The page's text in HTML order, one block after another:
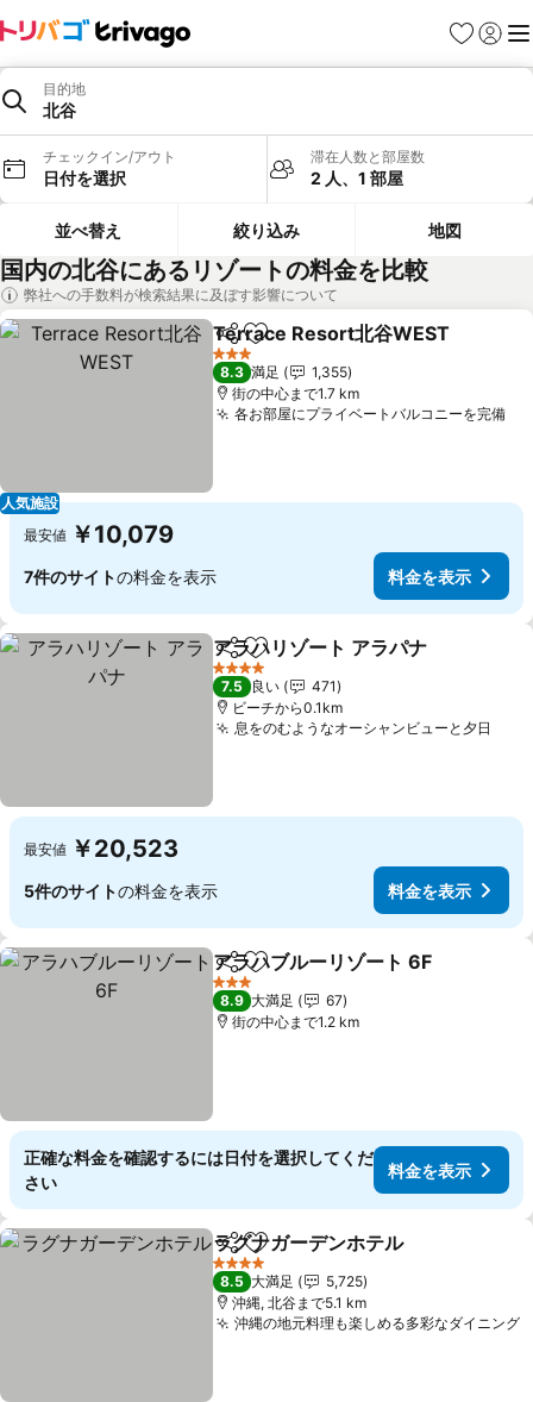
お気に入り
ログイ
メ
目的地
北谷
チェックイン/アウト
日付を選択
滞在人数と部屋数
2 人、1 部屋
並べ替え 絞り込み 地図
国内の北谷にあるリゾートの料金を比較
弊社への手数料が検索結果に及ぼす影響について
人気施設
シェアお気に入りに追加
Terrace Resort北谷WEST
3 ホテルのランク
8.3 満足
1,355
街の中心まで1.7 km
各お部屋にプライベートバルコニーを完備料
最安値 ￥10,079
7件のサイトの料金を表示 料金を表示
シェアお気に入りに追加
アラハリゾート アラパナ
4 ホテルのランク
7.5 良い
471
ビーチから0.1km
息をのむようなオーシャンビューと夕日
最安値 ￥20,523
5件のサイトの料金を表示 料金を表示
シェアお気に入りに追加
アラハブルーリゾート 6F
3 ホテルのランク
8.9 大満足
67
街の中心まで1.2 km
正確な料金を確認するには日付を選択してくだ
さい
料金を表示
シェアお気に入りに追加
ラグナガーデンホテル
4 ホテルのランク
8.5 大満足
5,725
沖縄, 北谷まで5.1 km
沖縄の地元料理も楽しめる多彩なダイニング